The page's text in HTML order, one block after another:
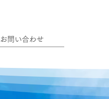
お問い合わせ